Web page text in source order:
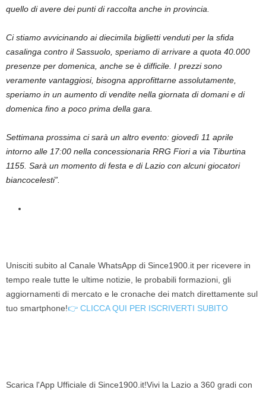
quello di avere dei punti di raccolta anche in provincia.
Ci stiamo avvicinando ai diecimila biglietti venduti per la sfida
casalinga contro il Sassuolo, speriamo di arrivare a quota 40.000
presenze per domenica, anche se è difficile. I prezzi sono
veramente vantaggiosi, bisogna approfittarne assolutamente,
speriamo in un aumento di vendite nella giornata di domani e di
domenica fino a poco prima della gara.
Settimana prossima ci sarà un altro evento: giovedì 11 aprile
intorno alle 17:00 nella concessionaria RRG Fiori a via Tiburtina
1155. Sarà un momento di festa e di Lazio con alcuni giocatori
biancocelesti”.
Unisciti subito al Canale WhatsApp di Since1900.it per ricevere in
tempo reale tutte le ultime notizie, le probabili formazioni, gli
aggiornamenti di mercato e le cronache dei match direttamente sul
tuo smartphone!👉 CLICCA QUI PER ISCRIVERTI SUBITO
Scarica l'App Ufficiale di Since1900.it!Vivi la Lazio a 360 gradi con